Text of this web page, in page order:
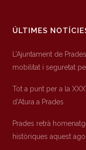
ÚLTIMES
L’Ajuntament de
mobilitat i seguretat
Tot a punt per a la
d’Atura a Prades
Prades retrà
històriques aquest